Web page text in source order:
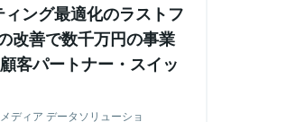
ング最適化のラストフ
改善で数千万円の事業
客パートナー・スイッ
ディア データソリューショ